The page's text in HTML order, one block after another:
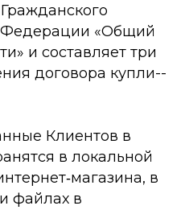
Федерации «Общий
и составляет три
договора купли-­
Клиентов в
в локальной
в
файлах в